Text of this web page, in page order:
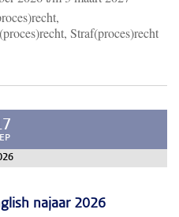
Straf(proces)recht
najaar 2026